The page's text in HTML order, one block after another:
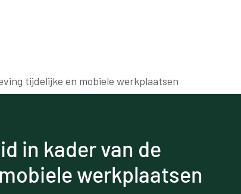
tijdelijke en mobiele werkplaatsen
in kader van de
werkplaatsen